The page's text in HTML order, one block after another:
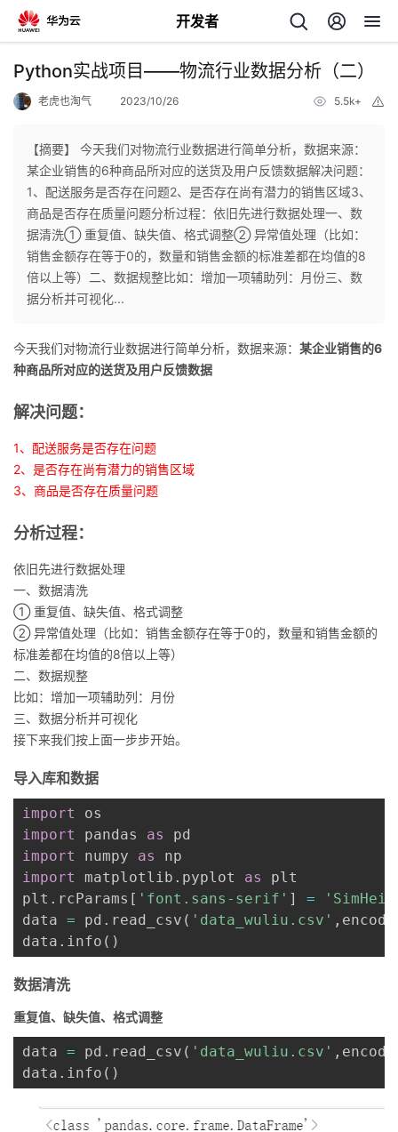
开发者
返
个
人
主
页
我
的
开
我
客
论
坛
的
圈
子
我
的
直
播
我
的
活
动
我
的
关
注
我
的
开
发
者
学
堂
我
的
课
我
的
我
我
的
Programs
我
的
支
持
我
技
的
Python实战项目——物流行业数据分析（二）
老虎也淘气 2023/10/26 5.5k+
【摘要】 今天我们对物流行业数据进行简单分析，数据来源：
某企业销售的6种商品所对应的送货及用户反馈数据解决问题：
1、配送服务是否存在问题2、是否存在尚有潜力的销售区域3、
商品是否存在质量问题分析过程：依旧先进行数据处理一、数
据清洗① 重复值、缺失值、格式调整② 异常值处理（比如：
销售金额存在等于0的，数量和销售金额的标准差都在均值的8
倍以上等）二、数据规整比如：增加一项辅助列：月份三、数
据分析并可视化...
今天我们对物流行业数据进行简单分析，数据来源： 某企业销售的6
种商品所对应的送货及用户反馈数据
解决问题：
1、配送服务是否存在问题
2、是否存在尚有潜力的销售区域
3、商品是否存在质量问题
分析过程：
依旧先进行数据处理
一、数据清洗
① 重复值、缺失值、格式调整
② 异常值处理（比如：销售金额存在等于0的，数量和销售金额的
标准差都在均值的8倍以上等）
二、数据规整
比如：增加一项辅助列：月份
三、数据分析并可视化
接下来我们按上面一步步开始。
导入库和数据
import
import
pandas as
import
numpy as
import
matplotlib . pyplot as
plt
plt . rcParams [ 'font.sans-serif' ] =
'SimHei'
data = pd . read_csv ( 'data_wuliu.csv' ,
data . info ( )
数据清洗
重复值、缺失值、格式调整
data = pd . read_csv ( 'data_wuliu.csv' ,
data . info ( )